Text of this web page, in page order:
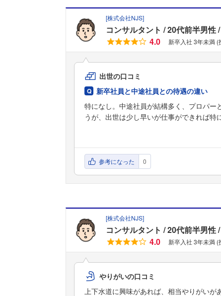
[株式会社NJS]
コンサルタント 20代前半男性
4.0
新卒入社 3年未満 (
出世の口コミ
新卒社員と中途社員との待遇の違い
特になし。中途社員が結構多く、プロパ
うが、出世は少し早いが仕事ができれば特
参考になった 0
[株式会社NJS]
コンサルタント 20代前半男性
4.0
新卒入社 3年未満 (
やりがいの口コミ
上下水道に興味があれば、相当やりがい